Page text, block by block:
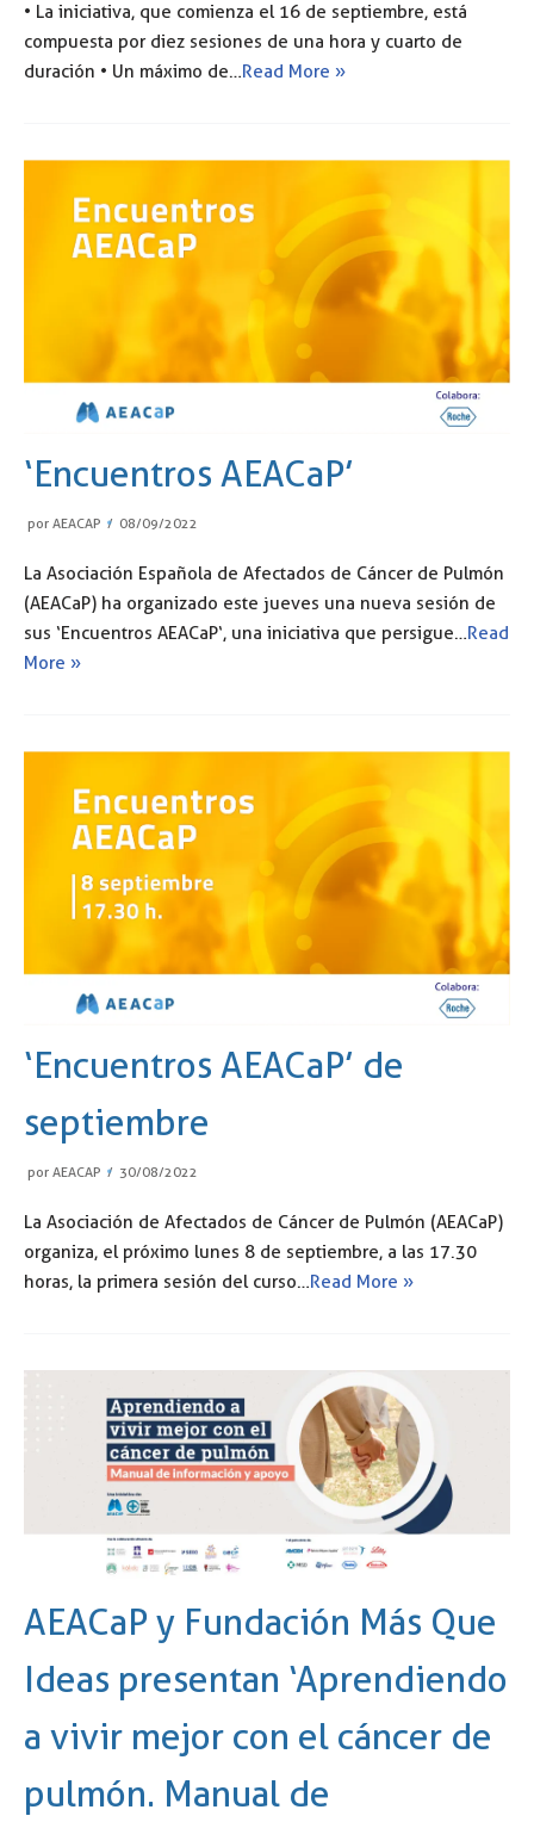
• La iniciativa, que comienza el 16 de septiembre, está
compuesta por diez sesiones de una hora y cuarto de
duración • Un máximo de…Read More »
‘Encuentros AEACaP’
por AEACAP 08/09/2022
La Asociación Española de Afectados de Cáncer de Pulmón
(AEACaP) ha organizado este jueves una nueva sesión de
sus ‘Encuentros AEACaP‘, una iniciativa que persigue…Read
More »
‘Encuentros AEACaP’ de
septiembre
por AEACAP 30/08/2022
La Asociación de Afectados de Cáncer de Pulmón (AEACaP)
organiza, el próximo lunes 8 de septiembre, a las 17.30
horas, la primera sesión del curso…Read More »
AEACaP y Fundación Más Que
Ideas presentan ‘Aprendiendo
a vivir mejor con el cáncer de
pulmón. Manual de